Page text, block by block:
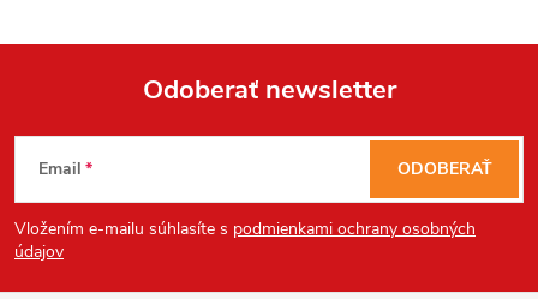
Z
á
p
Odoberať newsletter
Email
Vložením e-mailu súhlasíte s podmienkami ochrany osobných
údajov
ODOBERAŤ